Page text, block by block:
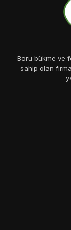
Boru bükme ve
sahip olan